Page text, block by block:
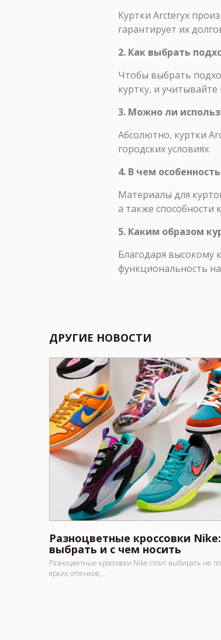
Куртки Arcteryx
гарантирует их
2. Как выбрать
Чтобы выбрать
куртку, и
3. Можно ли
Абсолютно, куртки
городских условиях.
4. В чем
Материалы для
а также способности
5. Каким образом
Благодаря высокому
функциональность
ДРУГИЕ НОВОСТИ
Разноцветные кроссовки
выбрать и с чем носить
Разноцветные кроссовки Nike стоит выбирать не
ярких оттенков,...